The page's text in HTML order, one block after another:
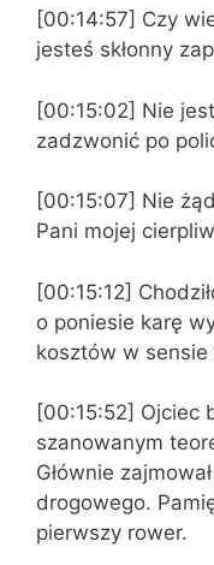
[00:14:57] Czy
jesteś skłonny
[00:15:02] Nie
zadzwonić po
[00:15:07] Nie
Pani mojej
[00:15:12]
o poniesie karę
kosztów w sensie
[00:15:52] Ojciec
szanowanym
Głównie
drogowego.
pierwszy rower.